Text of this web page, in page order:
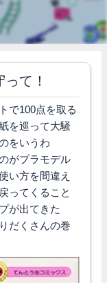
て！
で100点を取る
を巡って大騒
をいうわ
がプラモデル
い方を間違え
ってくること
が出てきた
だくさんの巻